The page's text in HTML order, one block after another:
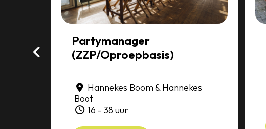
Partymanager
(ZZP/Oproepbasis)
Hannekes Boom & Hannekes
Boot
16 - 38 uur